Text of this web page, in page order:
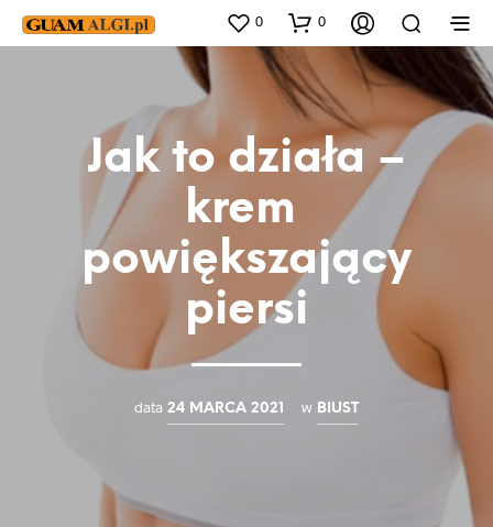
0 0
Jak to działa –
krem ​​
powiększający
piersi
data 24 MARCA 2021 w BIUST